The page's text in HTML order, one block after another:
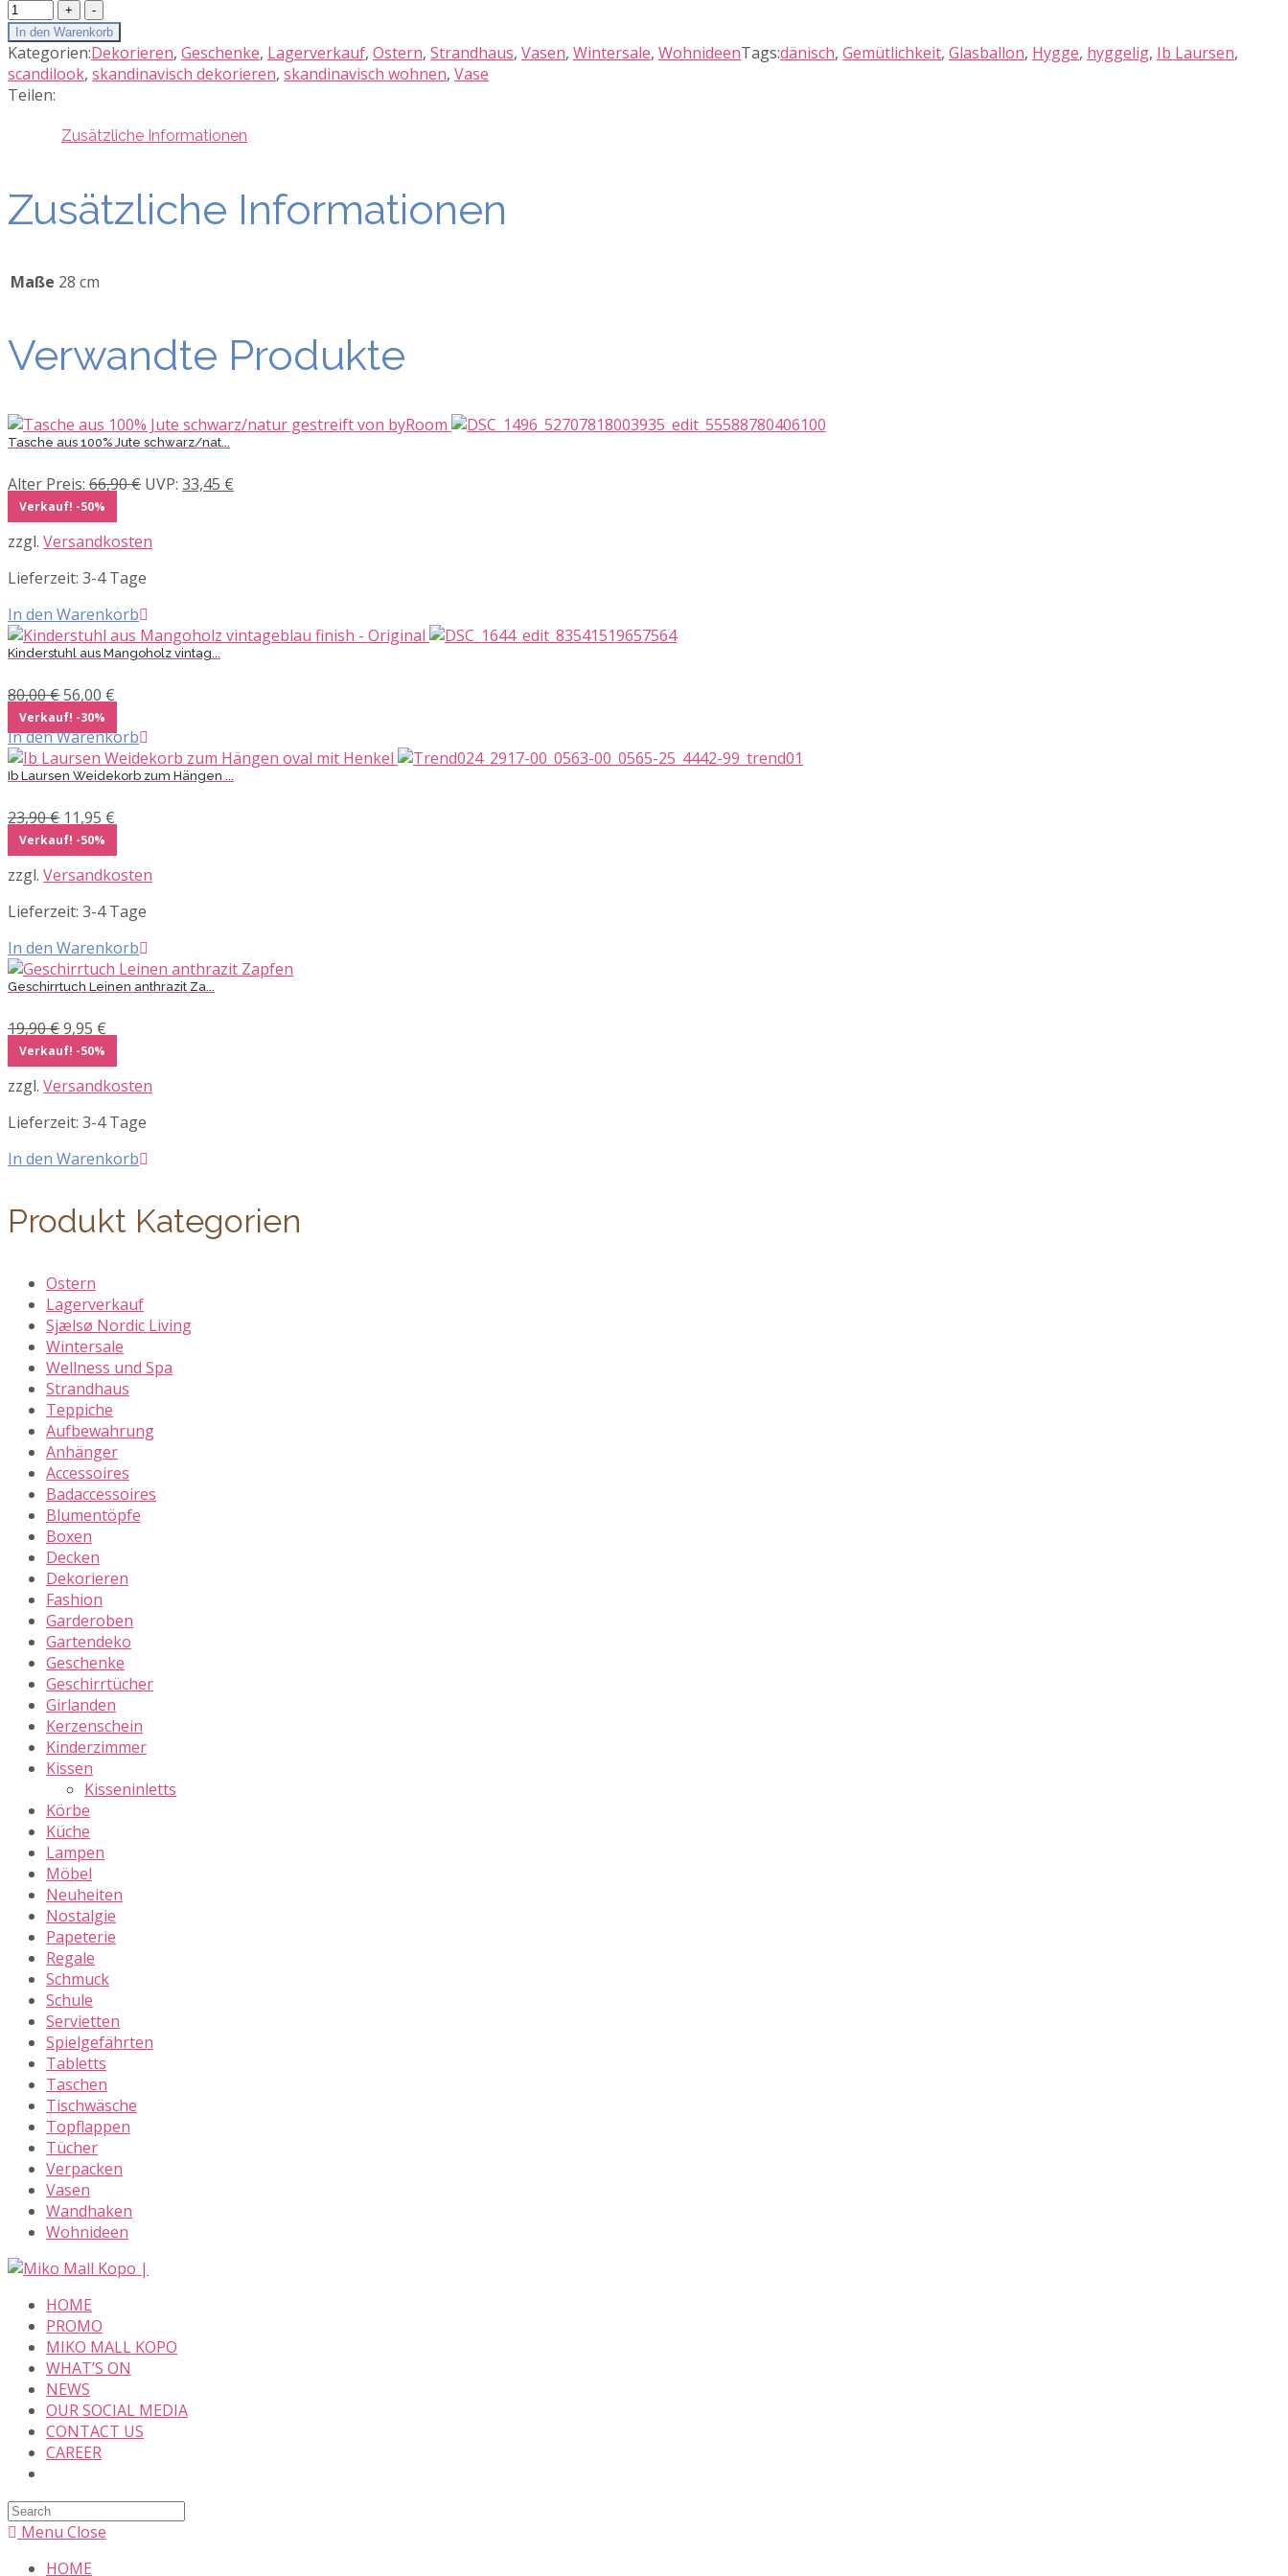
Ib
Laursen
Glasballon
graues
Glas
In den Warenkorb
Kategorien:Dekorieren, Geschenke, Lagerverkauf, Ostern, Strandhaus, Vasen, Wintersale, WohnideenTags:dänisch, Gemütlichkeit, Glasballon, Hygge, hyggelig, Ib Laursen,
scandilook, skandinavisch dekorieren, skandinavisch wohnen, Vase
Teilen:
Zusätzliche Informationen
Zusätzliche Informationen
Maße 28 cm
Verwandte Produkte
Tasche aus 100% Jute schwarz/nat...
Alter Preis: 66,90€ Ursprünglicher
66,90 €
UVP: 33,45 €
Verkauf! -50%
zzgl. Versandkosten
Lieferzeit: 3-4 Tage
In den Warenkorb
Kinderstuhl aus Mangoholz vintag...
80,00€Ursprünglicher
Preis
war:
80,00 €
56,00 €
ist:
56,00 €.
Verkauf! -30%
In den Warenkorb
Ib Laursen Weidekorb zum Hängen ...
23,90€ Ursprünglicher
Preis
war:
23,90 €
11,95 €
ist:
11,95 €.
Verkauf! -50%
zzgl. Versandkosten
Lieferzeit: 3-4 Tage
In den Warenkorb
Geschirrtuch Leinen anthrazit Za...
19,90€Ursprünglicher
Preis
war:
19,90 €
9,95 €
ist:
9,95 €.
Verkauf! -50%
zzgl. Versandkosten
Lieferzeit: 3-4 Tage
In den Warenkorb
Produkt Kategorien
Ostern
Lagerverkauf
Sjælsø Nordic Living
Wintersale
Wellness und Spa
Strandhaus
Teppiche
Aufbewahrung
Anhänger
Accessoires
Badaccessoires
Blumentöpfe
Boxen
Decken
Dekorieren
Fashion
Garderoben
Gartendeko
Geschenke
Geschirrtücher
Girlanden
Kerzenschein
Kinderzimmer
Kissen
Kisseninletts
Körbe
Küche
Lampen
Möbel
Neuheiten
Nostalgie
Papeterie
Regale
Schmuck
Schule
Servietten
Spielgefährten
Tabletts
Taschen
Tischwäsche
Topflappen
Tücher
Verpacken
Vasen
Wandhaken
Wohnideen
Skip
contentHOME
PROMO
MIKO MALL KOPO
WHAT’S ON
NEWS
OUR SOCIAL MEDIA
CONTACT US
CAREER
Search
thisMenu Close
HOME